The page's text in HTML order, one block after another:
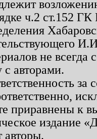
ч.2 ст.152
не
с авторами.
приравнены к
издание
авторы.